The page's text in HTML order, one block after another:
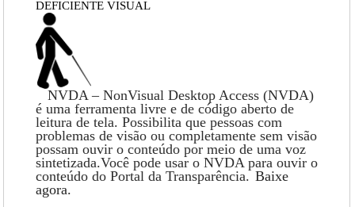
DEFICIENTE VISUAL
NVDA – NonVisual Desktop Access (NVDA)
é uma ferramenta livre e de código aberto de
leitura de tela. Possibilita que pessoas com
problemas de visão ou completamente sem visão
possam ouvir o conteúdo por meio de uma voz
sintetizada.Você pode usar o NVDA para ouvir o
conteúdo do Portal da Transparência. Baixe
agora.